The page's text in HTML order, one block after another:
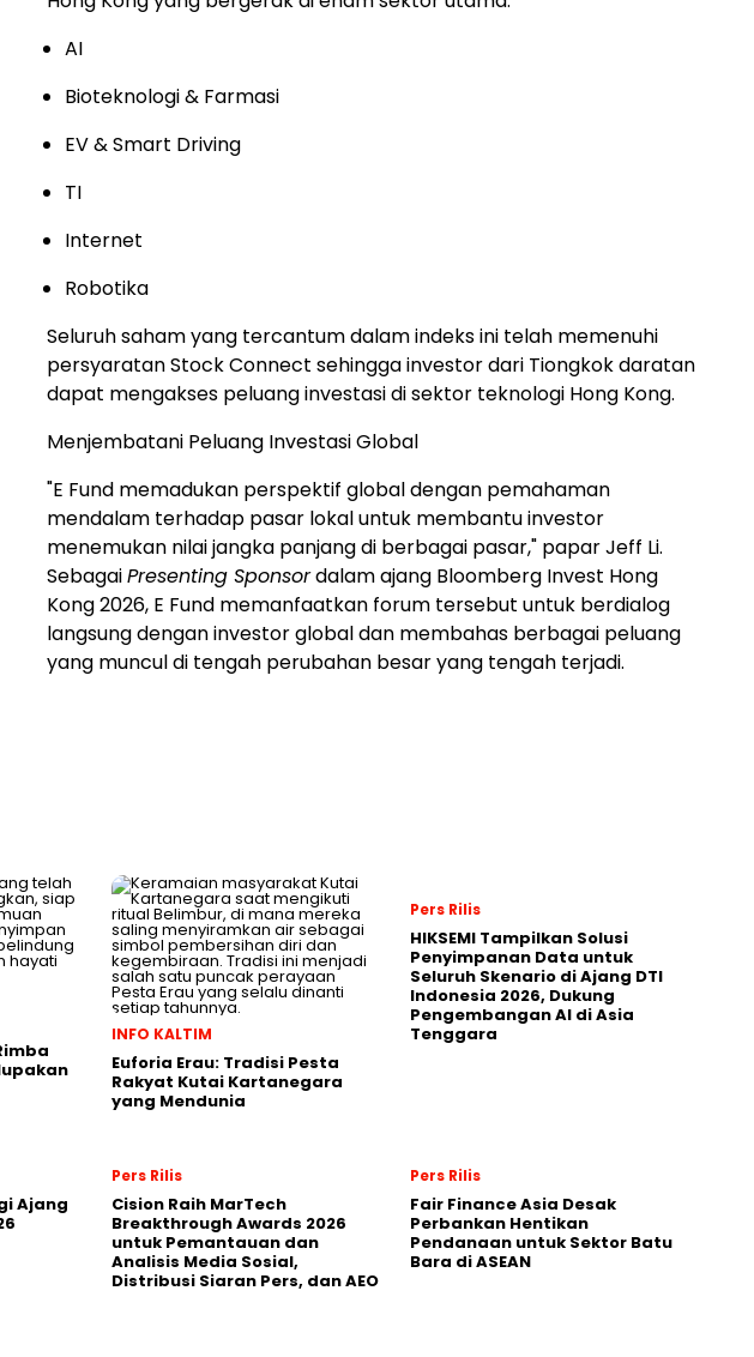
AI
Bioteknologi & Farmasi
EV & Smart Driving
TI
Internet
Robotika
Seluruh saham yang tercantum dalam indeks ini telah memenuhi
persyaratan Stock Connect sehingga investor dari Tiongkok daratan
dapat mengakses peluang investasi di sektor teknologi Hong Kong.
Menjembatani Peluang Investasi Global
"E Fund memadukan perspektif global dengan pemahaman
mendalam terhadap pasar lokal untuk membantu investor
menemukan nilai jangka panjang di berbagai pasar," papar Jeff Li.
SebagaiPresenting Sponsordalam ajang Bloomberg Invest Hong
Kong 2026, E Fund memanfaatkan forum tersebut untuk berdialog
langsung dengan investor global dan membahas berbagai peluang
yang muncul di tengah perubahan besar yang tengah terjadi.
INFO KALTIM
Euforia Erau: Tradisi Pesta
Rakyat Kutai Kartanegara
yang Mendunia
Pers Rilis
HIKSEMI Tampilkan Solusi
Penyimpanan Data untuk
Seluruh Skenario di Ajang DTI
Indonesia 2026, Dukung
Pengembangan AI di Asia
Tenggara
Ajang
Pers Rilis
Cision Raih MarTech
Breakthrough Awards 2026
untuk Pemantauan dan
Analisis Media Sosial,
Distribusi Siaran Pers, dan AEO
Pers Rilis
Fair Finance Asia Desak
Perbankan Hentikan
Pendanaan untuk Sektor Batu
Bara di ASEAN